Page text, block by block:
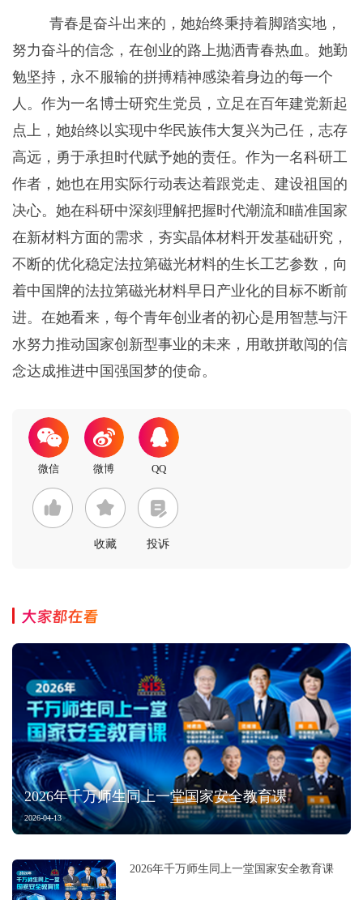
青春是奋斗出来的，她始终秉持着脚踏实地，
努力奋斗的信念，在创业的路上抛洒青春热血。她勤
勉坚持，永不服输的拼搏精神感染着身边的每一个
人。作为一名博士研究生党员，立足在百年建党新起
点上，她始终以实现中华民族伟大复兴为己任，志存
高远，勇于承担时代赋予她的责任。作为一名科研工
作者，她也在用实际行动表达着跟党走、建设祖国的
决心。她在科研中深刻理解把握时代潮流和瞄准国家
在新材料方面的需求，夯实晶体材料开发基础硏究，
不断的优化稳定法拉第磁光材料的生长工艺参数，向
着中国牌的法拉第磁光材料早日产业化的目标不断前
进。在她看来，每个青年创业者的初心是用智慧与汗
水努力推动国家创新型事业的未来，用敢拼敢闯的信
念达成推进中国强国梦的使命。
收藏 投诉
大家都在看
2026年千万师生同上一堂国家安全教育课
2026-04-13
2026年千万师生同上一堂国家安全教育课